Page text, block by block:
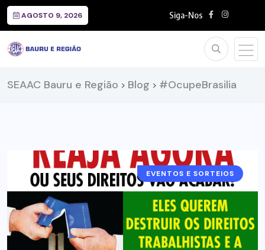
AGOSTO 9, 2026 Siga-Nos
SEAAC Bauru e Região > Blog > #OcupeBrasilia
EVENTOS E SORTEIOS